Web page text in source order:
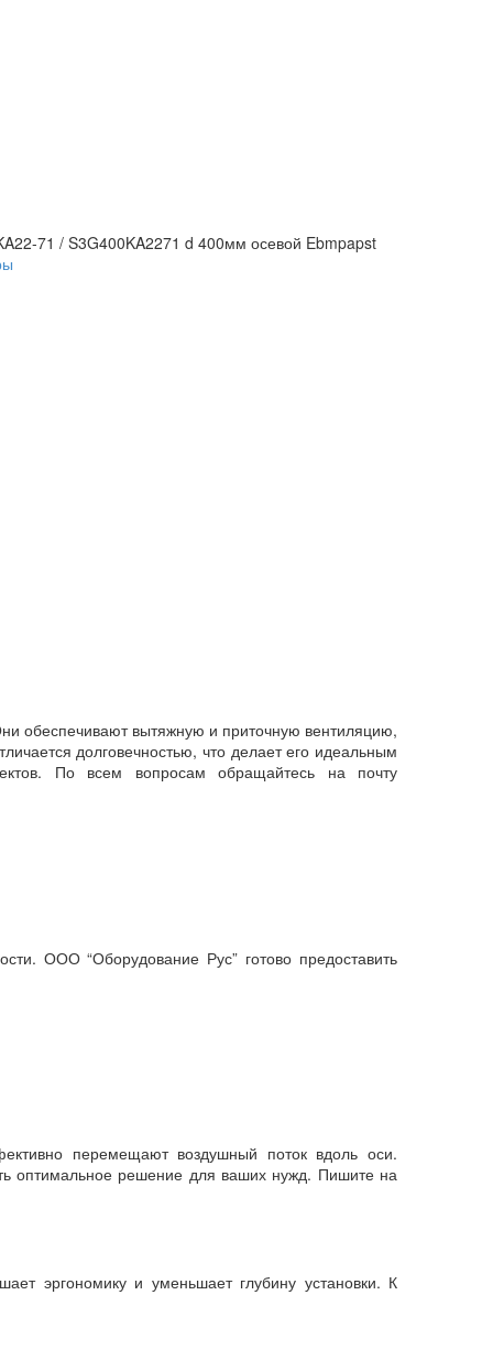
71 / S3G400KA2271 d 400мм осевой Ebmpapst
обеспечивают вытяжную и приточную вентиляцию,
долговечностью, что делает его идеальным
По всем вопросам обращайтесь на почту
ООО “Оборудование Рус” готово предоставить
перемещают воздушный поток вдоль оси.
оптимальное решение для ваших нужд. Пишите на
эргономику и уменьшает глубину установки. К